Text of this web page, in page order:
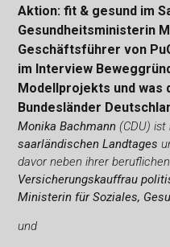
Aktion: fit & gesund im
Gesundheitsministerin
Geschäftsführer von
im Interview
Modellprojekts und was
Bundesländer
Monika Bachmann(CDU)
saarländischen Landtages
davor neben ihrer
Versicherungskauffrau
Ministerin für Soziales,
und